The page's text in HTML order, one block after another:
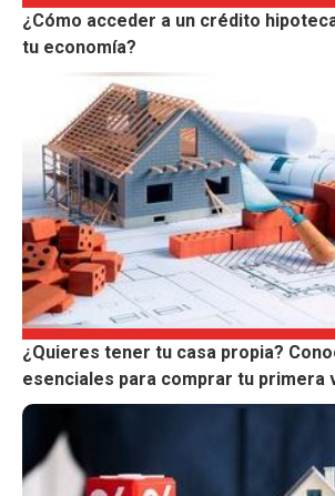
¿Cómo acceder a un crédito
tu economía?
¿Quieres tener tu casa propia?
esenciales para comprar tu primera